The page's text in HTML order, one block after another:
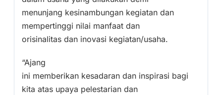
menunjang kesinambungan kegiatan dan
mempertinggi nilai manfaat dan
orisinalitas dan inovasi kegiatan/usaha.
“Ajang
ini memberikan kesadaran dan inspirasi bagi
kita atas upaya pelestarian dan